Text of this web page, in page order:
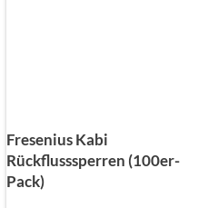
Fresenius Kabi
Rückflusssperren (100er-
Pack)